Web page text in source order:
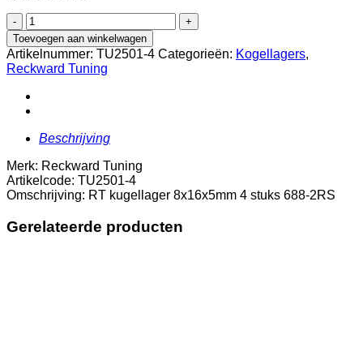
RT
kugellager
8x16x5mm
4
stuks
688-
2RS
Toevoegen aan winkelwagen
Artikelnummer: TU2501-4 Categorieën: Kogellagers,
Reckward Tuning
Beschrijving
Merk: Reckward Tuning
Artikelcode: TU2501-4
Omschrijving: RT kugellager 8x16x5mm 4 stuks 688-2RS
Gerelateerde producten